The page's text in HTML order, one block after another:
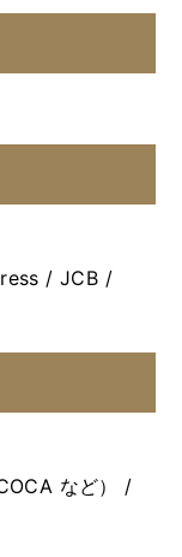
/ JCB /
など） /